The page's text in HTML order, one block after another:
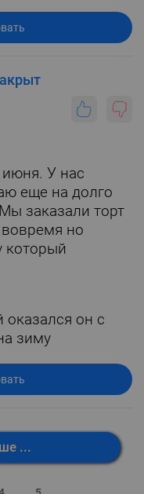
У нас
еще на долго
заказали торт
но
который
он с
зиму
...